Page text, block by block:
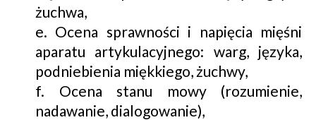
żuchwa,
e. Ocena sprawności i napięcia mięśni
aparatu artykulacyjnego: warg, języka,
podniebienia miękkiego, żuchwy,
f. Ocena stanu mowy (rozumienie,
nadawanie, dialogowanie),